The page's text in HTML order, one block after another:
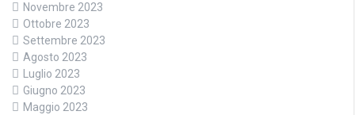
Novembre 2023
Ottobre 2023
Settembre 2023
Agosto 2023
Luglio 2023
Giugno 2023
Maggio 2023